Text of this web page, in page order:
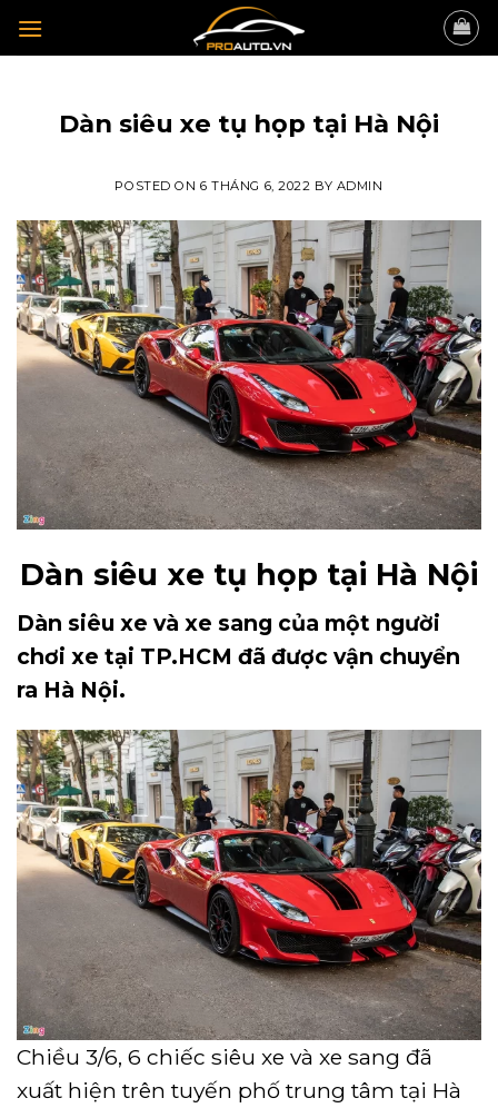
Dàn siêu xe tụ họp tại Hà Nội
POSTED ON6 THÁNG 6, 2022 BY ADMIN
Dàn siêu xe tụ họp tại Hà Nội
Dàn siêu xe và xe sang của một người
chơi xe tại TP.HCM đã được vận chuyển
ra Hà Nội.
Chiều 3/6, 6 chiếc siêu xe và xe sang đã
xuất hiện trên tuyến phố trung tâm tại Hà